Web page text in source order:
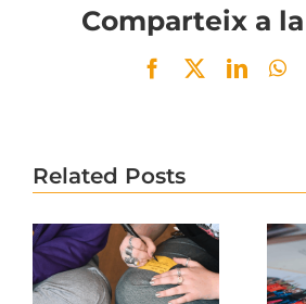
Comparteix a
Facebook
Twitter
Related Posts